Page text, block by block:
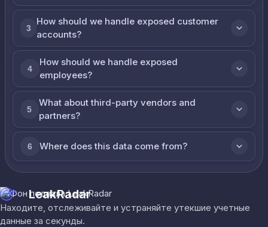
3
How should we handle exposed customer
accounts?
4
How should we handle exposed
employees?
5
What about third-party vendors and
partners?
6 Where does this data come from?
LeakRadar
Находите, отслеживайте и устраняйте утекшие учетные
данные за секунды.